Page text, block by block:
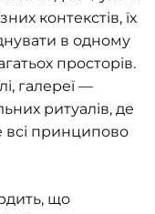
контекстів, їх
в одному
просторів.
галереї —
ритуалів, де
всі принципово
що